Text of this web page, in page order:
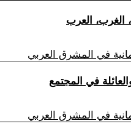
في المشرق العربي
في المشرق العربي